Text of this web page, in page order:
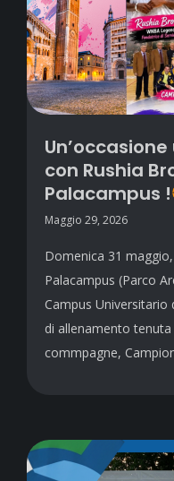
con Rushia
Palacampus !
Maggio 29, 2026
Domenica 31
Palacampus (Parco
Campus Universitario
di allenamento
commpagne,